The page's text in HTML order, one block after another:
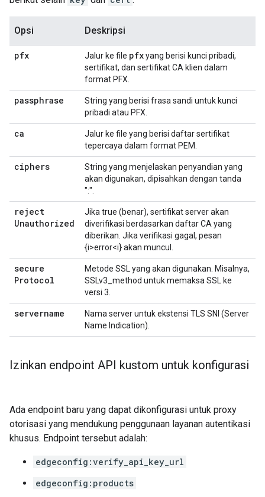
Opsi Deskripsi
pfx Jalur ke file pfxyang berisi kunci pribadi,
sertifikat, dan sertifikat CA klien dalam
format PFX.
passphrase
String yang berisi frasa sandi untuk kunci
pribadi atau PFX.
ca
Jalur ke file yang berisi daftar sertifikat
tepercaya dalam format PEM.
ciphers
String yang menjelaskan penyandian yang
akan digunakan, dipisahkan dengan tanda
":".
reject
Unauthorized
Jika true (benar), sertifikat server akan
diverifikasi berdasarkan daftar CA yang
diberikan. Jika verifikasi gagal, pesan
{i>error<i} akan muncul.
secure
Protocol
Metode SSL yang akan digunakan. Misalnya,
SSLv3_method untuk memaksa SSL ke
versi 3.
servername
Nama server untuk ekstensi TLS SNI (Server
Name Indication).
Izinkan endpoint API kustom untuk konfigurasi
Ada endpoint baru yang dapat dikonfigurasi untuk proxy
otorisasi yang mendukung penggunaan layanan autentikasi
khusus. Endpoint tersebut adalah:
edgeconfig:verify_api_key_url
edgeconfig:products